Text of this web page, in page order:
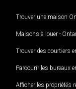
Trouver une maison
Maisons à louer -
Trouver des courtiers
Parcourir les bureaux
Afficher les propriétés